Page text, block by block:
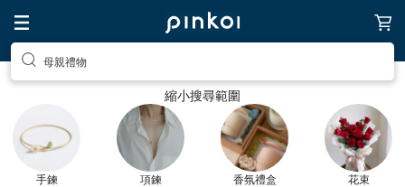
母親禮物
縮小搜尋範圍
手鍊 項鍊 香氛禮盒 花束